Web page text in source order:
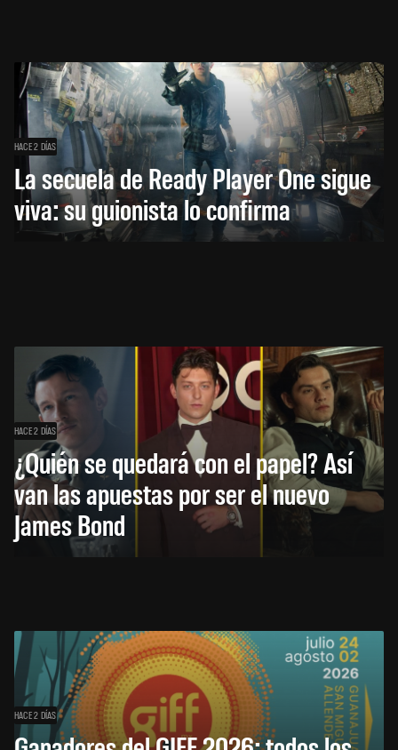
HACE 2 DÍAS
La secuela de Ready Player One sigue
viva: su guionista lo confirma
HACE 2 DÍAS
¿Quién se quedará con el papel? Así
van las apuestas por ser el nuevo
James Bond
HACE 2 DÍAS